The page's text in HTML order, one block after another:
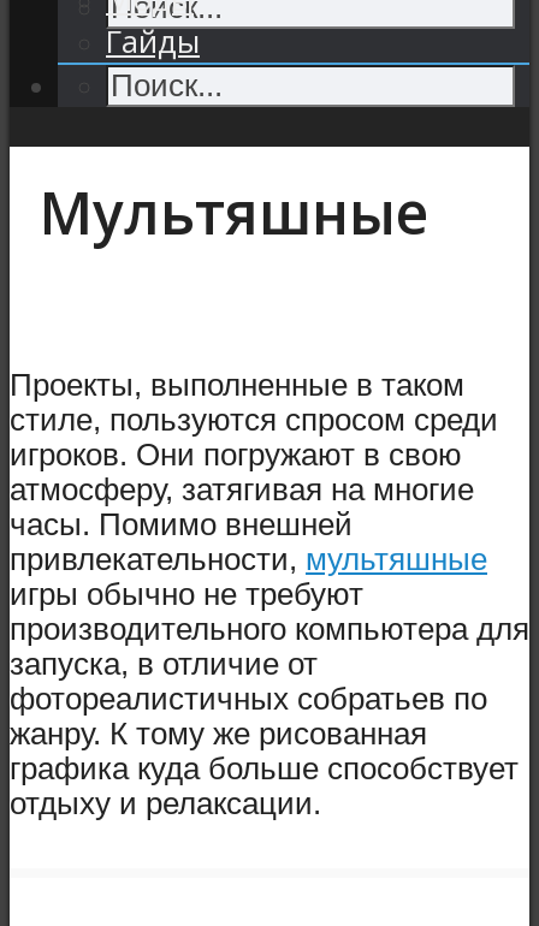
Гайды
Мультяшные
Проекты, выполненные в таком
стиле, пользуются спросом среди
игроков. Они погружают в свою
атмосферу, затягивая на многие
часы. Помимо внешней
привлекательности, мультяшные
игры обычно не требуют
производительного компьютера для
запуска, в отличие от
фотореалистичных собратьев по
жанру. К тому же рисованная
графика куда больше способствует
отдыху и релаксации.